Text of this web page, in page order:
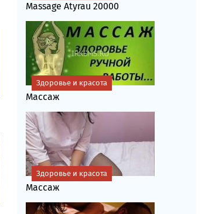
Massage Atyrau 20000
Массаж
Здоровье и красота
Массаж
Здоровье и красота